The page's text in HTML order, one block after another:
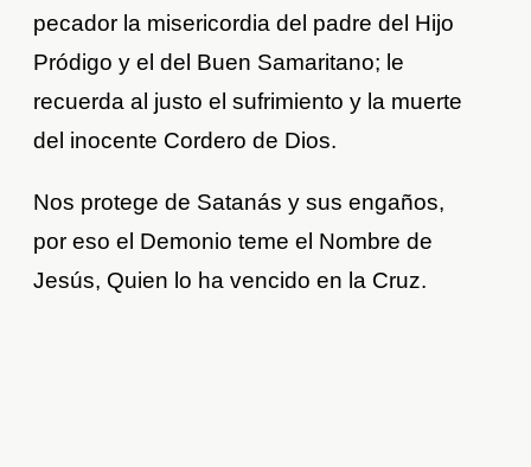
pecador la misericordia del padre del Hijo
Pródigo y el del Buen Samaritano; le
recuerda al justo el sufrimiento y la muerte
del inocente Cordero de Dios.
Nos protege de Satanás y sus engaños,
por eso el Demonio teme el Nombre de
Jesús, Quien lo ha vencido en la Cruz.